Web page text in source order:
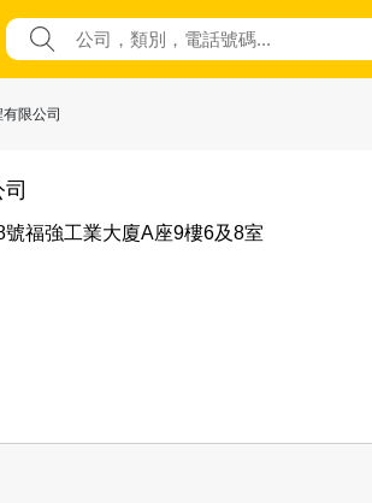
限公司
號福強工業大廈A座9樓6及8室